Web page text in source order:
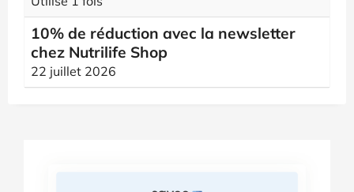
10% de réduction avec la newsletter
chez Nutrilife Shop
22 juillet 2026